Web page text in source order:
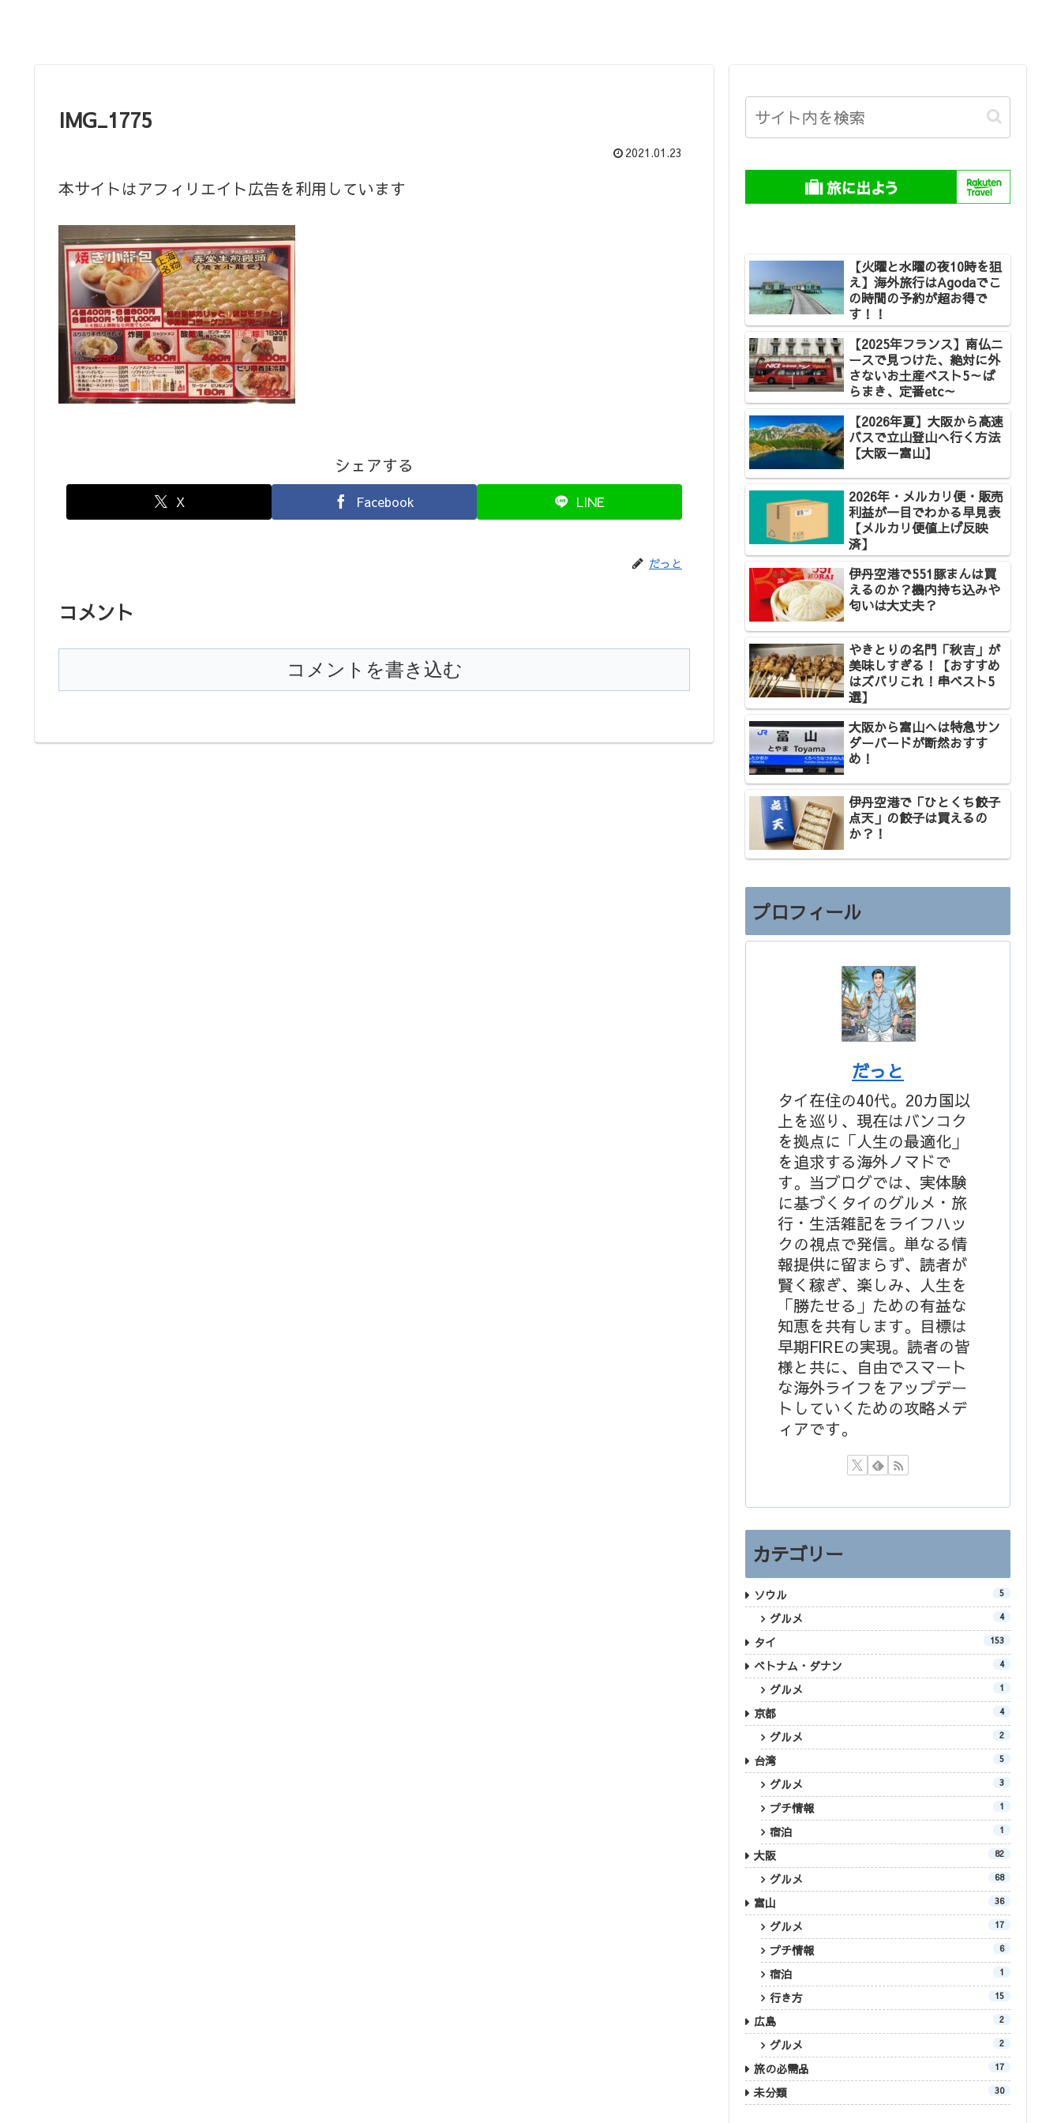
IMG_1775
2021.01.23
本サイトはアフィリエイト広告を利用しています
シェアする
X Facebook LINE
だっと
コメント
コメントを書き込む
【火曜と水曜の夜10時を狙
え】海外旅行はAgodaでこ
の時間の予約が超お得で
す！！
【2025年フランス】南仏ニ
ースで見つけた、絶対に外
さないお土産ベスト5～ば
らまき、定番etc～
【2026年夏】大阪から高速
バスで立山登山へ行く方法
【大阪ー富山】
2026年・メルカリ便・販売
利益が一目でわかる早見表
【メルカリ便値上げ反映
済】
伊丹空港で551豚まんは買
えるのか？機内持ち込みや
匂いは大丈夫？
やきとりの名門「秋吉」が
美味しすぎる！【おすすめ
はズバリこれ！串ベスト5
選】
大阪から富山へは特急サン
ダーバードが断然おすす
め！
伊丹空港で「ひとくち餃子
点天」の餃子は買えるの
か？！
プロフィール
だっと
タイ在住の40代。20カ国以
上を巡り、現在はバンコク
を拠点に「人生の最適化」
を追求する海外ノマドで
す。当ブログでは、実体験
に基づくタイのグルメ・旅
行・生活雑記をライフハッ
クの視点で発信。単なる情
報提供に留まらず、読者が
賢く稼ぎ、楽しみ、人生を
「勝たせる」ための有益な
知恵を共有します。目標は
早期FIREの実現。読者の皆
様と共に、自由でスマート
な海外ライフをアップデー
トしていくための攻略メデ
ィアです。
カテゴリー
ソウル 5
グルメ 4
タイ 153
ベトナム・ダナン 4
グルメ 1
京都 4
グルメ 2
台湾 5
グルメ 3
プチ情報 1
宿泊 1
大阪 82
グルメ 68
富山 36
グルメ 17
プチ情報 6
宿泊 1
行き方 15
広島 2
グルメ 2
旅の必需品 17
未分類 30